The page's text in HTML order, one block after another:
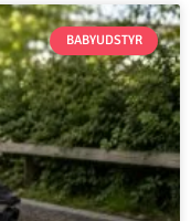
BABYUDSTYR